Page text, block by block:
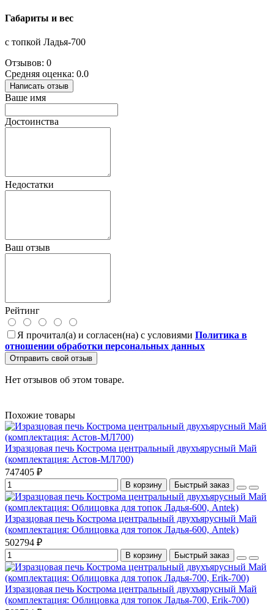
Габариты и вес
с топкой Ладья-700
Отзывов: 0
Средняя оценка: 0.0
Написать отзыв
Ваше имя
Достоинства
Недостатки
Ваш отзыв
Рейтинг
Я прочитал(а) и согласен(на) с условиями Политика в
отношении обработки персональных данных
Отправить свой отзыв
Нет отзывов об этом товаре.
Похожие товары
Изразцовая печь Кострома центральный двухъярусный Май
(комплектация: Астов-МЛ700)
747405 ₽
В корзину Быстрый заказ
Изразцовая печь Кострома центральный двухъярусный Май
(комплектация: Облицовка для топок Ладья-600, Antek)
502794 ₽
В корзину Быстрый заказ
Изразцовая печь Кострома центральный двухъярусный Май
(комплектация: Облицовка для топок Ладья-700, Erik-700)